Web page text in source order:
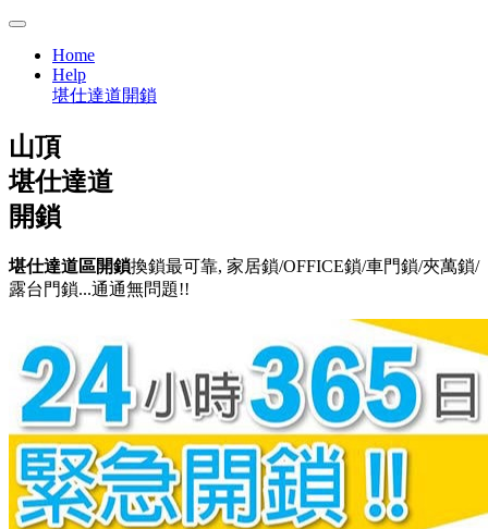
Home
Help
堪仕達道開鎖
山頂
堪仕達道
開鎖
堪仕達道區開鎖換鎖最可靠, 家居鎖/OFFICE鎖/車門鎖/夾萬鎖/
露台門鎖...通通無問題!!